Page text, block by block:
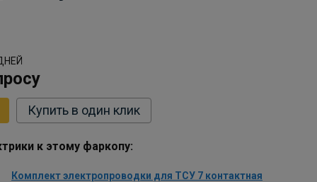
Купить в один клик
к этому фаркопу:
Комплект электропроводки для ТСУ 7 контактная